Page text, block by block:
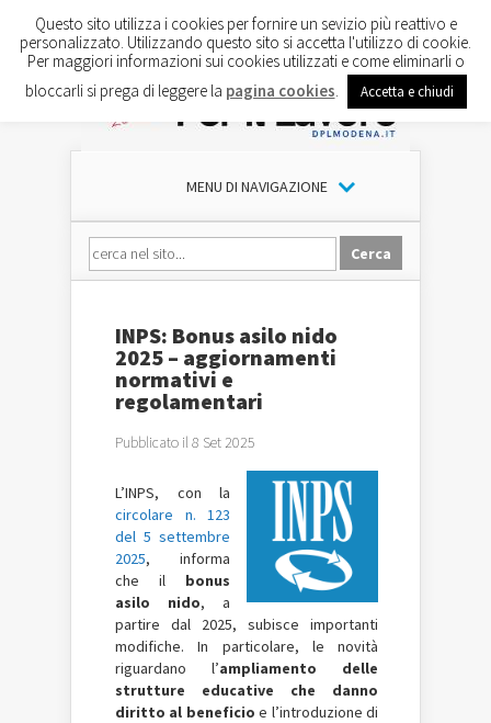
MENU DI NAVIGAZIONE
INPS: Bonus asilo nido
2025 – aggiornamenti
normativi e
regolamentari
Pubblicato il 8 Set 2025
L’INPS, con la
circolare n. 123
del 5 settembre
2025, informa
che il bonus
asilo nido, a
partire dal 2025, subisce importanti
modifiche. In particolare, le novità
riguardano l’ampliamento delle
strutture educative che danno
diritto al beneficio e l’introduzione di
Questo sito utilizza i cookies per fornire un sevizio più reattivo e
personalizzato. Utilizzando questo sito si accetta l'utilizzo di cookie.
Per maggiori informazioni sui cookies utilizzati e come eliminarli o
bloccarli si prega di leggere la pagina cookies Accetta e chiudi